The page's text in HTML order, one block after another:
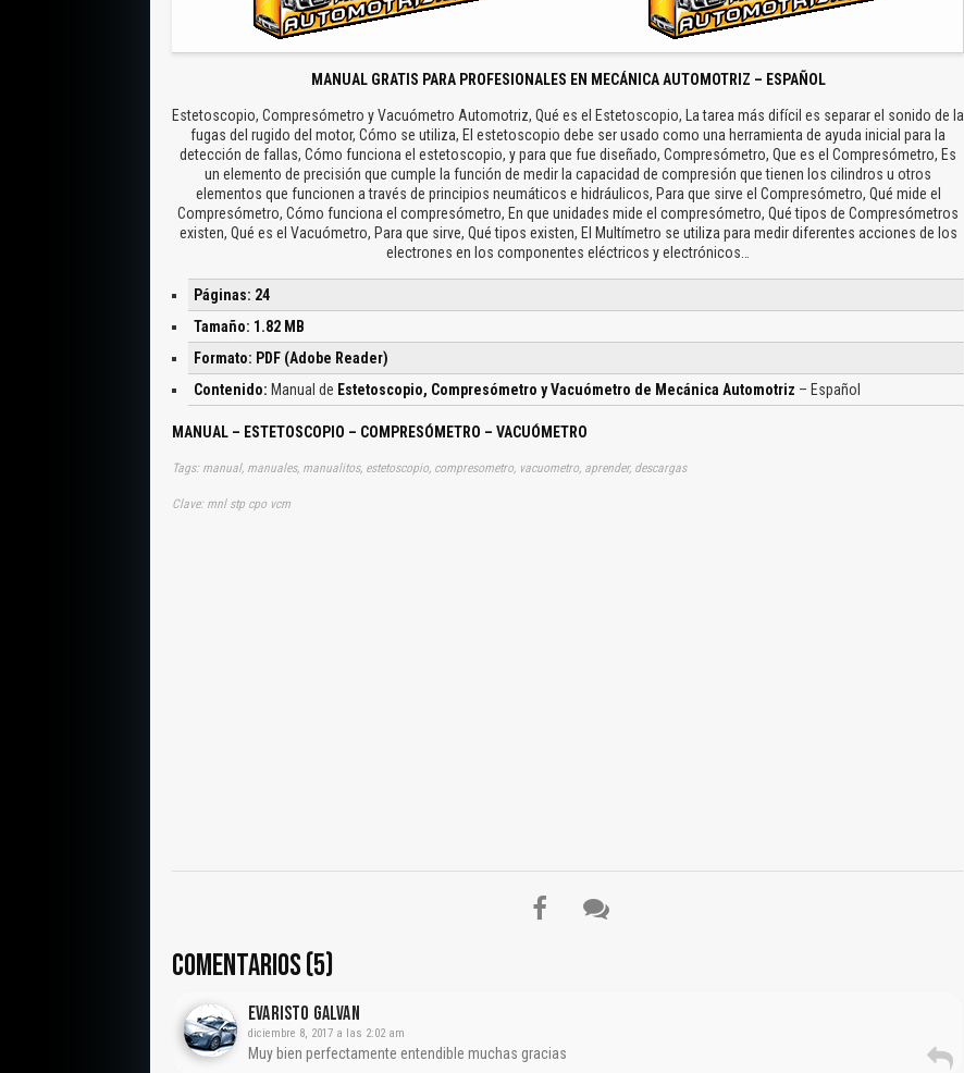
MANUAL GRATIS PARA PROFESIONALES EN MECÁNICA AUTOMOTRIZ – ESPAÑOL
Estetoscopio, Compresómetro y Vacuómetro Automotriz, Qué es el Estetoscopio, La tarea más difícil es separar el sonido de la
fugas del rugido del motor, Cómo se utiliza, El estetoscopio debe ser usado como una herramienta de ayuda inicial para la
detección de fallas, Cómo funciona el estetoscopio, y para que fue diseñado, Compresómetro, Que es el Compresómetro, Es
un elemento de precisión que cumple la función de medir la capacidad de compresión que tienen los cilindros u otros
elementos que funcionen a través de principios neumáticos e hidráulicos, Para que sirve el Compresómetro, Qué mide el
Compresómetro, Cómo funciona el compresómetro, En que unidades mide el compresómetro, Qué tipos de Compresómetros
existen, Qué es el Vacuómetro, Para que sirve, Qué tipos existen, El Multímetro se utiliza para medir diferentes acciones de los
electrones en los componentes eléctricos y electrónicos…
Páginas: 24
Tamaño: 1.82 MB
Formato: PDF (Adobe Reader)
Contenido: Manual de Estetoscopio, Compresómetro y Vacuómetro de Mecánica Automotriz – Español
MANUAL – ESTETOSCOPIO – COMPRESÓMETRO – VACUÓMETRO
Tags: manual, manuales, manualitos, estetoscopio, compresometro, vacuometro, aprender, descargas
Clave: mnl stp cpo vcm
COMENTARIOS (5)
Evaristo Galvan
diciembre 8, 2017 a las 2:02 am
Muy bien perfectamente entendible muchas gracias